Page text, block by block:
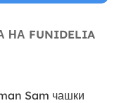
НА FUNIDELIA
Sam чашки